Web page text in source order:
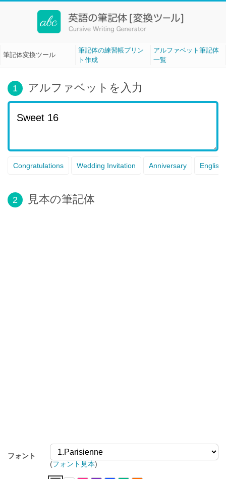
筆記体変換ツール[Cursive Writing]
筆記体変換ツール
筆記体の練習帳プリン
ト作成
アルファベット筆記体
一覧
1 アルファベットを入力
Congratulations Wedding Invitation Anniversary English
2 見本の筆記体
フォント
(フォント見本)